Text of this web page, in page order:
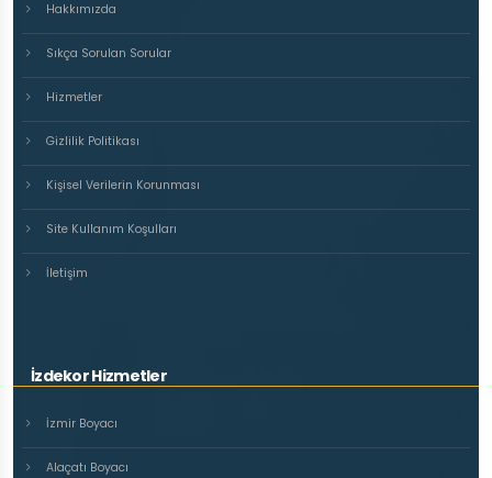
Hakkımızda
Sıkça Sorulan Sorular
Hizmetler
Gizlilik Politikası
Kişisel Verilerin Korunması
Site Kullanım Koşulları
İletişim
İzdekor Hizmetler
İzmir Boyacı
Alaçatı Boyacı